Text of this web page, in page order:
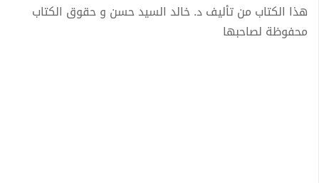
هذا الكتاب من تأليف د. خالد السيد حسن و حقوق الكتاب
محفوظة لصاحبها